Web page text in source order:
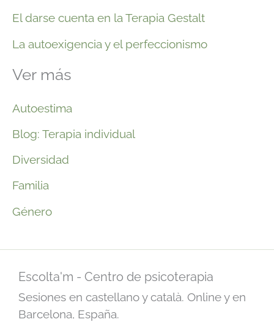
El darse cuenta en la Terapia Gestalt
La autoexigencia y el perfeccionismo
Ver más
Autoestima
Blog: Terapia individual
Diversidad
Familia
Género
Escolta'm - Centro de psicoterapia
Sesiones en castellano y català. Online y en
Barcelona, España.